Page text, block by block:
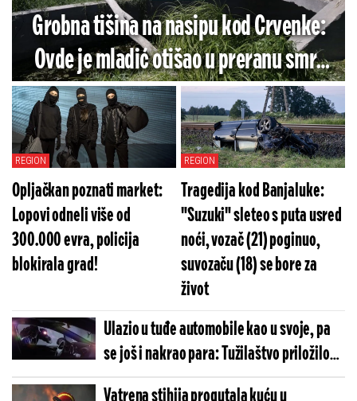
Grobna tišina na nasipu kod Crvenke:
Ovde je mladić otišao u preranu smrt
pred očima prijatelja (FOTO/VIDEO)
REGION
Opljačkan poznati market:
Lopovi odneli više od
300.000 evra, policija
blokirala grad!
REGION
Tragedija kod Banjaluke:
"Suzuki" sleteo s puta usred
noći, vozač (21) poginuo,
suvozaču (18) se bore za
život
Ulazio u tuđe automobile kao u svoje, pa
se još i nakrao para: Tužilaštvo priložilo
hitan zahtev za serijskog lopova iz Surčina
Vatrena stihija progutala kuću u